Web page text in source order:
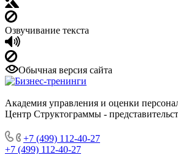
Озвучивание текста
Обычная версия сайта
Академия управления и оценки
Центр Структограммы -
+7 (499) 112-40-27
+7 (499) 112-40-27